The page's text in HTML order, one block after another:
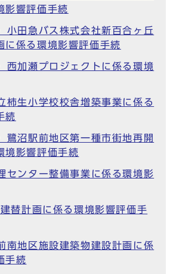
影響評価手続
田急バス株式会社新百合ヶ丘
に係る環境影響評価手続
加瀬プロジェクトに係る環境
生小学校校舎増築事業に係る
続
沼駅前地区第一種市街地再開
境影響評価手続
ンター整備事業に係る環境影
替計画に係る環境影響評価手
地区施設建築物建設計画に係
手続